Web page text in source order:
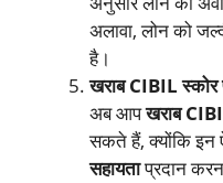
अलावा, लोन को
है।
खराब CIBIL स्कोर
अब आपखराब
सकते हैं, क्योंकि इन
सहायताप्रदान